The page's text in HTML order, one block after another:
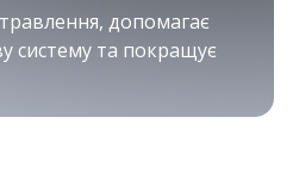
допомагає
систему та покращує